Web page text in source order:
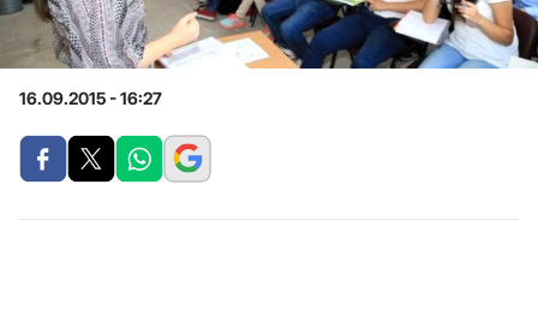
16.09.2015 - 16:27